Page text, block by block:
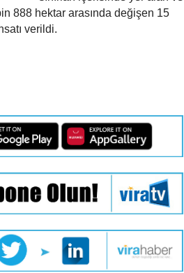
888 hektar arasında değişen 15
verildi.